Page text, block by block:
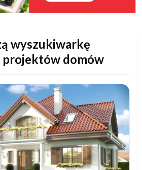
wyszukiwarkę
domów